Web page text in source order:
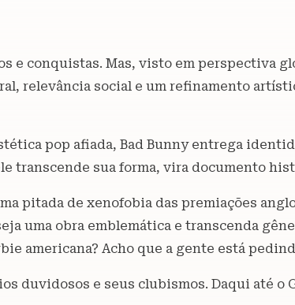
conquistas. Mas, visto em perspectiva
relevância social e um refinamento
pop afiada, Bad Bunny entrega
transcende sua forma, vira documento
pitada de xenofobia das premiações
uma obra emblemática e transcenda
americana? Acho que a gente está
duvidosos e seus clubismos. Daqui até o